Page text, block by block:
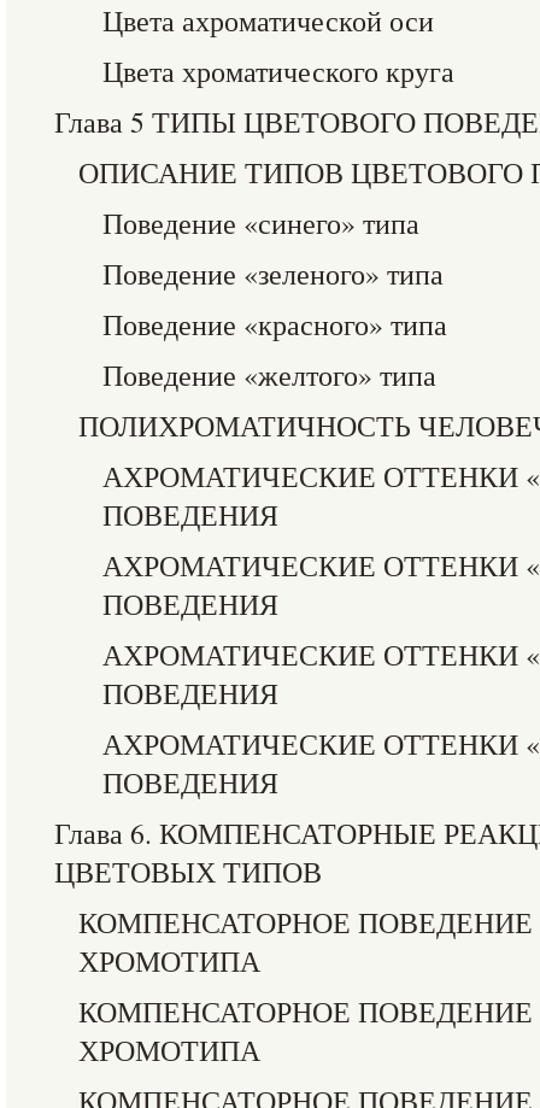
Цвета ахроматической оси
Цвета хроматического круга
Глава 5 ТИПЫ ЦВЕТОВОГО
ОПИСАНИЕ ТИПОВ ЦВЕТОВОГО
Поведение «синего» типа
Поведение «зеленого» типа
Поведение «красного» типа
Поведение «желтого» типа
ПОЛИХРОМАТИЧНОСТЬ
АХРОМАТИЧЕСКИЕ ОТТЕНКИ
ПОВЕДЕНИЯ
АХРОМАТИЧЕСКИЕ ОТТЕНКИ
ПОВЕДЕНИЯ
АХРОМАТИЧЕСКИЕ ОТТЕНКИ
ПОВЕДЕНИЯ
АХРОМАТИЧЕСКИЕ ОТТЕНКИ
ПОВЕДЕНИЯ
Глава 6. КОМПЕНСАТОРНЫЕ
ЦВЕТОВЫХ ТИПОВ
КОМПЕНСАТОРНОЕ ПОВЕДЕНИЕ
ХРОМОТИПА
КОМПЕНСАТОРНОЕ ПОВЕДЕНИЕ
ХРОМОТИПА